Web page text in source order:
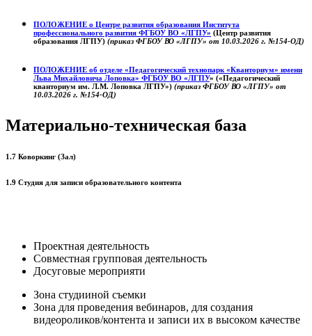
ПОЛОЖЕНИЕ о Центре развития образования Института
профессионального развития ФГБОУ ВО «ЛГПУ» (Центр развития
образования ЛГПУ) (приказ ФГБОУ ВО «ЛГПУ» от 10.03.2026 г. №154-ОД)
ПОЛОЖЕНИЕ об отделе «Педагогический технопарк «Кванториум» имени
Льва Михайловича Лоповка» ФГБОУ ВО «ЛГПУ» («Педагогический
кванториум им. Л.М. Лоповка ЛГПУ») (приказ ФГБОУ ВО «ЛГПУ» от
10.03.2026 г. №154-ОД)
Материально-техническая база
1.7 Коворкинг (Зал)
1.9 Студия для записи образовательного контента
Проектная деятельность
Совместная групповая деятельность
Досуговые мероприяти
Зона студииной съемки
Зона для проведения вебинаров, для создания
видеороликов/контента и записи их в высоком качестве